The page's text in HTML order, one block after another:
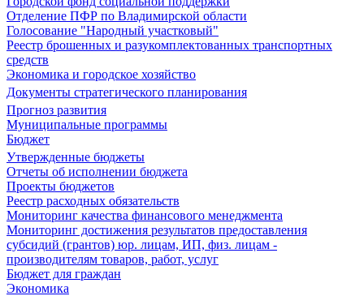
Отделение ПФР по Владимирской области
Голосование "Народный участковый"
Реестр брошенных и разукомплектованных транспортных
средств
Экономика и городское хозяйство
Документы стратегического планирования
Прогноз развития
Муниципальные программы
Бюджет
Утвержденные бюджеты
Отчеты об исполнении бюджета
Проекты бюджетов
Реестр расходных обязательств
Мониторинг качества финансового менеджмента
Мониторинг достижения результатов предоставления
субсидий (грантов) юр. лицам, ИП, физ. лицам -
производителям товаров, работ, услуг
Бюджет для граждан
Экономика